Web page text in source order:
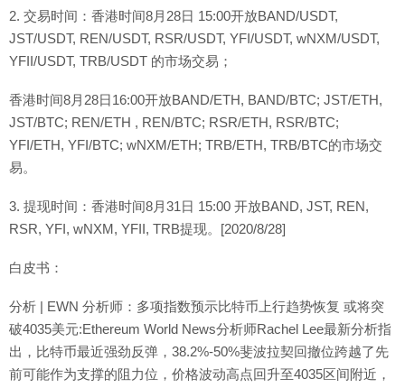
2. 交易时间：香港时间8月28日 15:00开放BAND/USDT,
JST/USDT, REN/USDT, RSR/USDT, YFI/USDT, wNXM/USDT,
YFII/USDT, TRB/USDT 的市场交易；
香港时间8月28日16:00开放BAND/ETH, BAND/BTC; JST/ETH,
JST/BTC; REN/ETH , REN/BTC; RSR/ETH, RSR/BTC;
YFI/ETH, YFI/BTC; wNXM/ETH; TRB/ETH, TRB/BTC的市场交
易。
3. 提现时间：香港时间8月31日 15:00 开放BAND, JST, REN,
RSR, YFI, wNXM, YFII, TRB提现。[2020/8/28]
白皮书：
分析 | EWN 分析师：多项指数预示比特币上行趋势恢复 或将突
破4035美元:Ethereum World News分析师Rachel Lee最新分析指
出，比特币最近强劲反弹，38.2%-50%斐波拉契回撤位跨越了先
前可能作为支撑的阻力位，价格波动高点回升至4035区间附近，